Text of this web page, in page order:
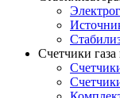
Счетчики